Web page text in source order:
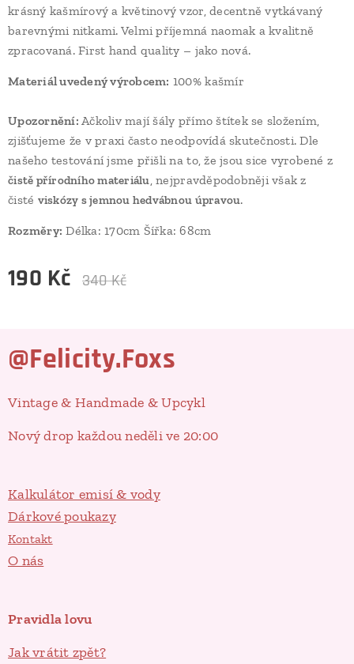
krásný kašmírový a květinový vzor, decentně vytkávaný
barevnými nitkami. Velmi příjemná naomak a kvalitně
zpracovaná. First hand quality – jako nová.
Materiál uvedený výrobcem: 100% kašmír
Upozornění:Ačkoliv mají šály přímo štítek se složením,
zjišťujeme že v praxi často neodpovídá skutečnosti. Dle
našeho testování jsme přišli na to, že jsou sice vyrobené z
čistě přírodního materiálu, nejpravděpodobněji však z
čisté viskózy s jemnou hedvábnou úpravou.
Rozměry: Délka: 170cm Šířka: 68cm
190 Kč 340Kč
@Felicity.Foxs
Vintage & Handmade & Upcykl
Nový drop každou neděli ve 20:00
Kalkulátor emisí & vody
Dárkové poukazy
Kontakt
O nás
Pravidla lovu
Jak vrátit zpět?